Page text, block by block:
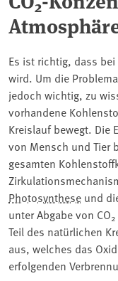
2
Es ist richtig, dass
wird. Um die
jedoch wichtig, zu
vorhandene
Kreislauf bewegt. Die
von Mensch und Tier
gesamten
Photosynthese und
unter Abgabe von CO2
Teil des natürlichen
aus, welches das
erfolgenden